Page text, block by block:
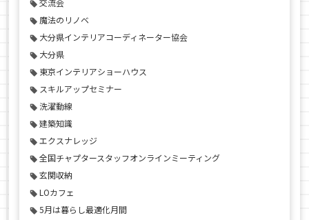
交流会
魔法のリノベ
大分県インテリアコーディネーター協会
大分県
東京インテリアショーハウス
スキルアップセミナー
洗濯動線
建築知識
エクスナレッジ
全国チャプタースタッフオンラインミーティング
玄関収納
LOカフェ
5月は暮らし最適化月間